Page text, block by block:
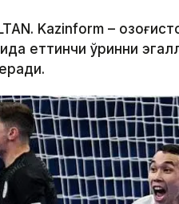
Kazinform –
еттинчи ўринни